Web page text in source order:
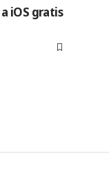
iOS gratis